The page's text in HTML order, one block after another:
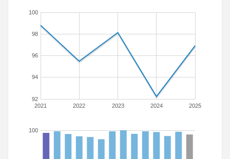
2021 2022 2023 2024 2025
92
94
96
98
100
100